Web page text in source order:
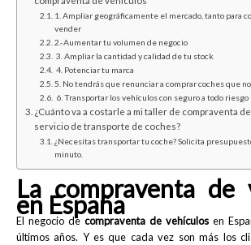
1. Ampliar geográficamente el mercado, tanto para
vender
2.-Aumentar tu volumen de negocio
3. Ampliar la cantidad y calidad de tu stock
4. Potenciar tu marca
5. No tendrás que renunciar a comprar coches que
6. Transportar los vehículos con seguro a todo riesgo
¿Cuánto va a costarle a mi taller de compraventa
servicio de transporte de coches?
¿Necesitas transportar tu coche? Solicita
minuto.
La compraventa de
en España
El negocio de compraventa de vehículosen
últimos años. Y es que cada vez son más los